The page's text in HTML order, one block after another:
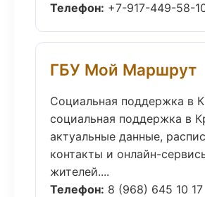
Телефон: +7-917-449-58-
ГБУ Мой Маршрут
Социальная поддержка в
социальная поддержка в
актуальные данные,
контакты и онлайн-
жителей....
Телефон: 8 (968) 645 10 17